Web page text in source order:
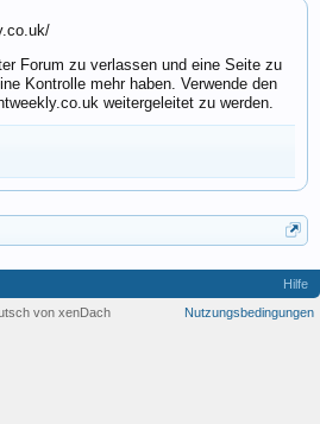
Forum zu verlassen und eine Seite zu
Kontrolle mehr haben. Verwende den
weitergeleitet zu werden.
Hilfe
Nutzungsbedingungen
von xenDach